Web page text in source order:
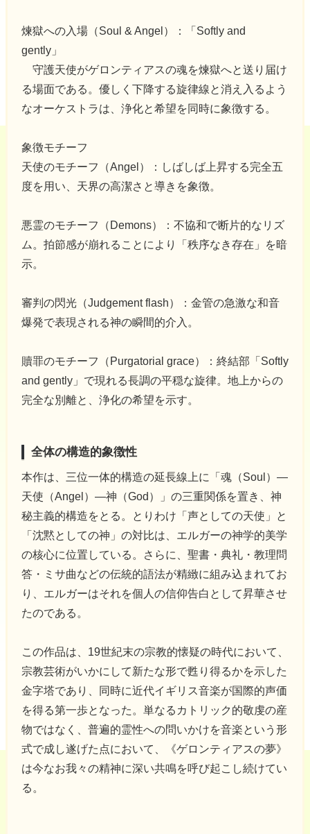
煉獄への入場（Soul & Angel）：「Softly and
gently」
守護天使がゲロンティアスの魂を煉獄へと送り届け
る場面である。優しく下降する旋律線と消え入るよう
なオーケストラは、浄化と希望を同時に象徴する。
象徴モチーフ
天使のモチーフ（Angel）：しばしば上昇する完全五
度を用い、天界の高潔さと導きを象徴。
悪霊のモチーフ（Demons）：不協和で断片的なリズ
ム。拍節感が崩れることにより「秩序なき存在」を暗
示。
審判の閃光（Judgement flash）：金管の急激な和音
爆発で表現される神の瞬間的介入。
贖罪のモチーフ（Purgatorial grace）：終結部「Softly
and gently」で現れる長調の平穏な旋律。地上からの
完全な別離と、浄化の希望を示す。
全体の構造的象徴性
本作は、三位一体的構造の延長線上に「魂（Soul）―
天使（Angel）―神（God）」の三重関係を置き、神
秘主義的構造をとる。とりわけ「声としての天使」と
「沈黙としての神」の対比は、エルガーの神学的美学
の核心に位置している。さらに、聖書・典礼・教理問
答・ミサ曲などの伝統的語法が精緻に組み込まれてお
り、エルガーはそれを個人の信仰告白として昇華させ
たのである。
この作品は、19世紀末の宗教的懐疑の時代において、
宗教芸術がいかにして新たな形で甦り得るかを示した
金字塔であり、同時に近代イギリス音楽が国際的声価
を得る第一歩となった。単なるカトリック的敬虔の産
物ではなく、普遍的霊性への問いかけを音楽という形
式で成し遂げた点において、《ゲロンティアスの夢》
は今なお我々の精神に深い共鳴を呼び起こし続けてい
る。